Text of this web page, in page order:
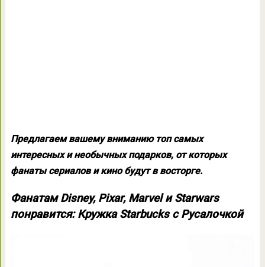
Предлагаем вашему вниманию топ самых
интересных и необычных подарков, от которых
фанаты сериалов и кино будут в восторге.
Фанатам Disney, Pixar, Marvel и Starwars
понравится: Кружка Starbucks с Русалочкой